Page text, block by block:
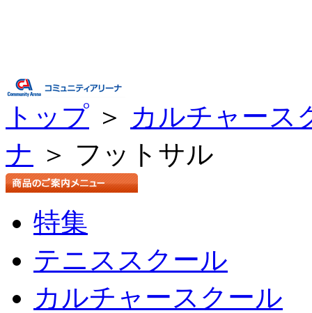
トップ ＞ カルチャース
ナ ＞ フットサル
特集
テニススクール
カルチャースクール